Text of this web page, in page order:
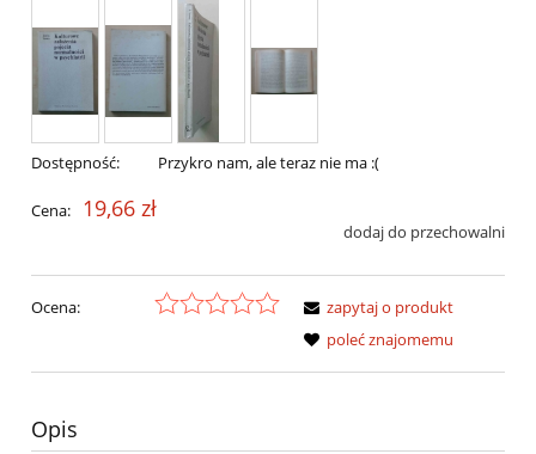
Dostępność: Przykro nam, ale teraz nie ma :(
Cena: 19,66 zł
dodaj do przechowalni
Ocena:
zapytaj o produkt
poleć znajomemu
Opis